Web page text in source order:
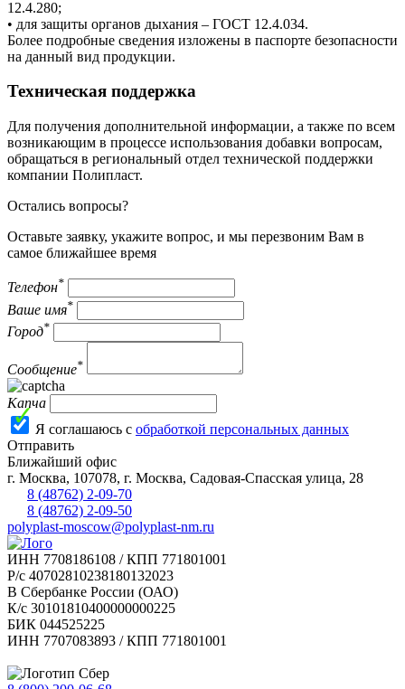
12.4.280;
• для защиты органов дыхания – ГОСТ 12.4.034.
Более подробные сведения изложены в паспорте безопасности
на данный вид продукции.
Техническая поддержка
Для получения дополнительной информации, а также по всем
возникающим в процессе использования добавки вопросам,
обращаться в региональный отдел технической поддержки
компании Полипласт.
Остались вопросы?
Оставьте заявку, укажите вопрос, и мы перезвоним Вам в
самое ближайшее время
Телефон*
Ваше имя*
Город*
Сообщение*
Капча
Я соглашаюсь с обработкой персональных данных
Отправить
Ближайший офис
г. Москва, 107078, г. Москва, Садовая-Спасская улица, 28
8 (48762) 2-09-70
8 (48762) 2-09-50
polyplast-moscow@polyplast-nm.ru
ИНН 7708186108 / КПП 771801001
Р/с 40702810238180132023
В Сбербанке России (ОАО)
К/с 30101810400000000225
БИК 044525225
ИНН 7707083893 / КПП 771801001